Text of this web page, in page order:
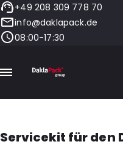
+49 208 309 778 70
info@daklapack.de
08:00-17:30
Servicekit für den